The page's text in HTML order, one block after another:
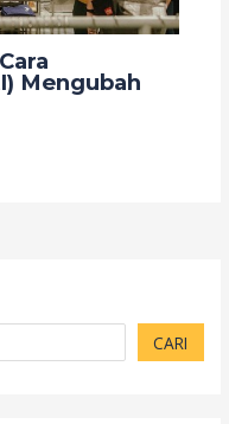
Mengubah
CARI